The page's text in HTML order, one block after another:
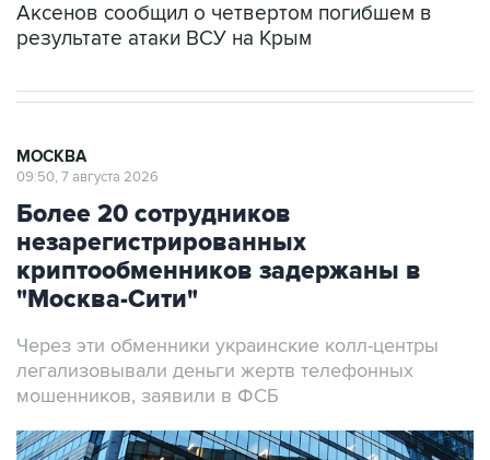
Аксенов сообщил о четвертом погибшем в
результате атаки ВСУ на Крым
МОСКВА
09:50, 7 августа 2026
Более 20 сотрудников
незарегистрированных
криптообменников задержаны в
"Москва-Сити"
Через эти обменники украинские колл-центры
легализовывали деньги жертв телефонных
мошенников, заявили в ФСБ